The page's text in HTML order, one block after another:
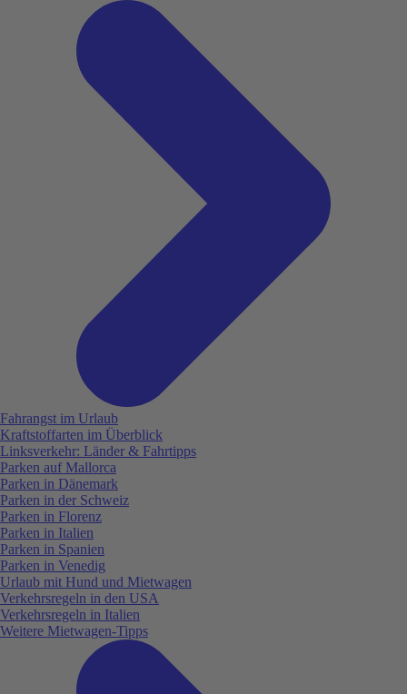
Fahrangst im Urlaub
Kraftstoffarten im Überblick
Linksverkehr: Länder & Fahrtipps
Parken auf Mallorca
Parken in Dänemark
Parken in der Schweiz
Parken in Florenz
Parken in Italien
Parken in Spanien
Parken in Venedig
Urlaub mit Hund und Mietwagen
Verkehrsregeln in den USA
Verkehrsregeln in Italien
Weitere Mietwagen-Tipps